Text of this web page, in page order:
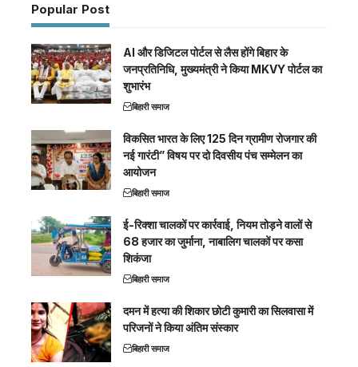
Popular Post
AI और डिजिटल पोर्टल से लैस होंगे बिहार के
जनप्रतिनिधि, मुख्यमंत्री ने किया MKVY पोर्टल का
शुभारंभ
बिहारी समाज
विकसित भारत के लिए 125 दिन ग्रामीण रोजगार की
नई गारंटी” विषय पर दो दिवसीय पंच सम्मेलन का
आयोजन
बिहारी समाज
ई-रिक्शा चालकों पर कार्रवाई, नियम तोड़ने वालों से
68 हजार का जुर्माना, नाबालिग चालकों पर कसा
शिकंजा
बिहारी समाज
दमन में हत्या की शिकार छोटी कुमारी का सिलवासा में
परिजनों ने किया अंतिम संस्कार
बिहारी समाज